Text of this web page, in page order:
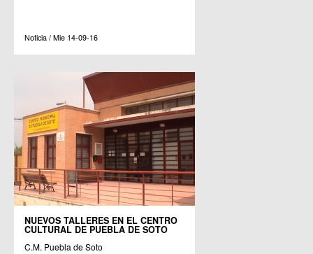
Noticia / Mie 14-09-16
NUEVOS TALLERES EN EL CENTRO
CULTURAL DE PUEBLA DE SOTO
C.M. Puebla de Soto